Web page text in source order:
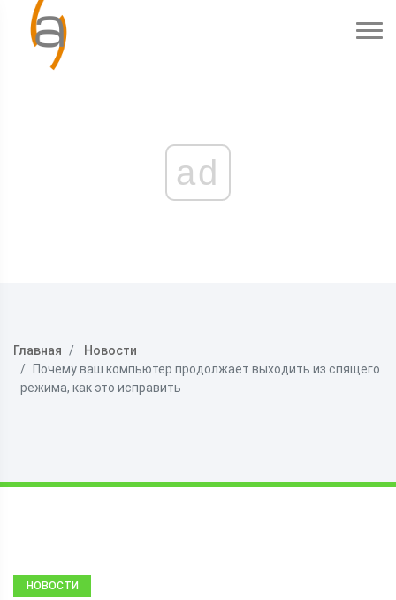
ad
Главная
Новости
Почему ваш компьютер продолжает выходить из спящего
режима, как это исправить
НОВОСТИ